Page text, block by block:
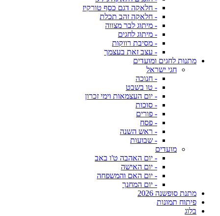
- חלאקה דגם כסף טורקיז
- חלאקה זהב תכלת
- מיתוג לבר מצווה
- מיתוג לחגים
- מסיבת רווקות
- עצב זאת בעצמך
מתנות לחגים ומועדים
חגי ישראל
- חנוכה
- טו בשבט
- יום העצמאות וימי זכרון
- סוכות
- פורים
- פסח
- ראש השנה
- שבועות
מועדים
- יום האהבה ט'ו באב
- יום האישה
- יום האם והמשפחה
- יום המחנך
מתנת סופשנה 2026
פיתוח תמונות
בלוג